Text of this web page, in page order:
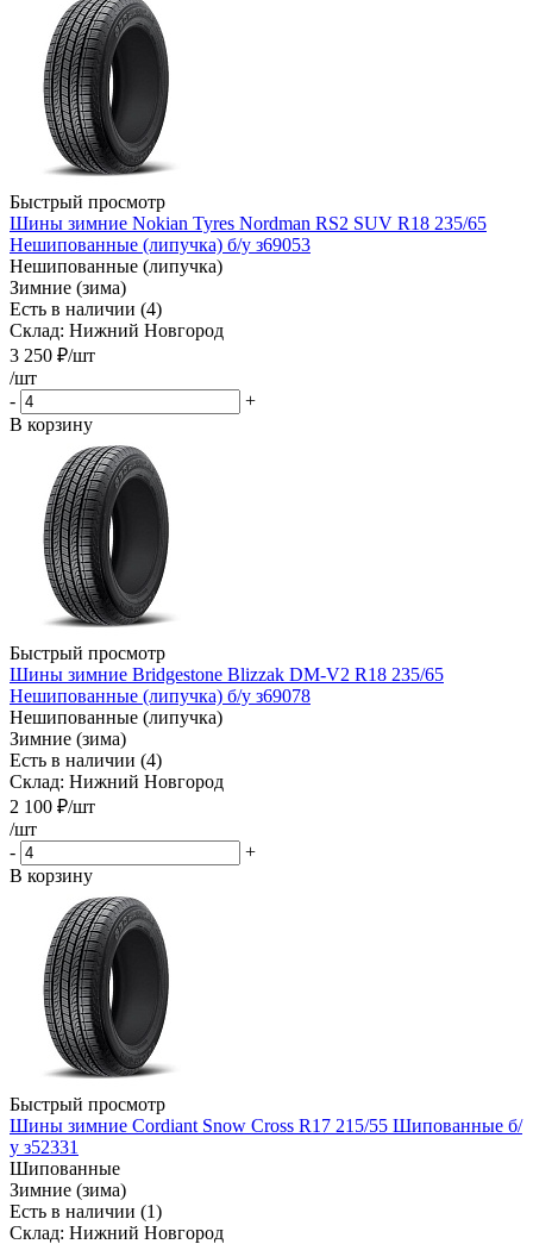
Быстрый просмотр
Шины зимние Nokian Tyres Nordman RS2 SUV R18 235/65
Нешипованные (липучка) б/у з69053
Нешипованные (липучка)
Зимние (зима)
Есть в наличии (4)
Склад: Нижний Новгород
3 250 ₽/шт
/шт
-
+
В корзину
Быстрый просмотр
Шины зимние Bridgestone Blizzak DM-V2 R18 235/65
Нешипованные (липучка) б/у з69078
Нешипованные (липучка)
Зимние (зима)
Есть в наличии (4)
Склад: Нижний Новгород
2 100 ₽/шт
/шт
-
+
В корзину
Быстрый просмотр
Шины зимние Cordiant Snow Cross R17 215/55 Шипованные б/
у з52331
Шипованные
Зимние (зима)
Есть в наличии (1)
Склад: Нижний Новгород